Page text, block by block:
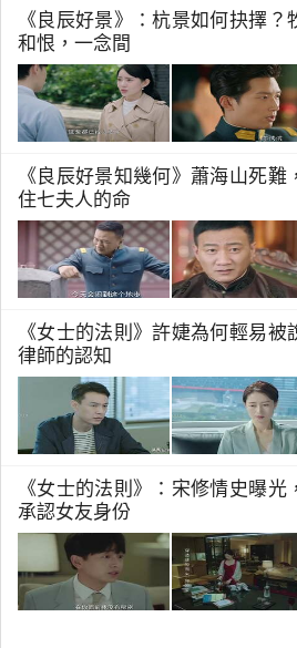
《良辰好景》：杭景如何抉擇
和恨，一念間
《良辰好景知幾何》蕭海山死
住七夫人的命
《女士的法則》許婕為何輕易
律師的認知
《女士的法則》：宋修情史曝
承認女友身份